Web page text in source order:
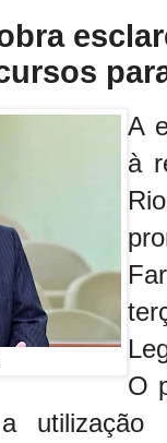
A
à
O
utilização